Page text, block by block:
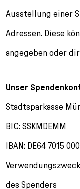
Ausstellung einer
Adressen. Diese
angegeben oder
Unser
Stadtsparkasse
BIC: SSKMDEMM
IBAN: DE64 7015
des Spenders